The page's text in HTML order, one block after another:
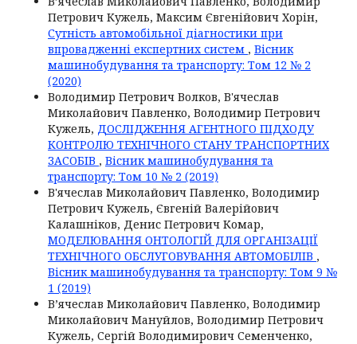
Петрович Кужель, Максим Євгенійович Хорін,
Сутність автомобільної діагностики при
впровадженні експертних систем , Вісник
машинобудування та транспорту: Том 12 № 2
(2020)
Володимир Петрович Волков, В'ячеслав
Миколайович Павленко, Володимир Петрович
Кужель, ДОСЛІДЖЕННЯ АГЕНТНОГО ПІДХОДУ
КОНТРОЛЮ ТЕХНІЧНОГО СТАНУ ТРАНСПОРТНИХ
ЗАСОБІВ , Вісник машинобудування та
транспорту: Том 10 № 2 (2019)
В'ячеслав Миколайович Павленко, Володимир
Петрович Кужель, Євгеній Валерійович
Калашніков, Денис Петрович Комар,
МОДЕЛЮВАННЯ ОНТОЛОГІЙ ДЛЯ ОРГАНІЗАЦІЇ
ТЕХНІЧНОГО ОБСЛУГОВУВАННЯ АВТОМОБІЛІВ ,
Вісник машинобудування та транспорту: Том 9 №
1 (2019)
В’ячеслав Миколайович Павленко, Володимир
Миколайович Мануйлов, Володимир Петрович
Кужель, Сергій Володимирович Семенченко,